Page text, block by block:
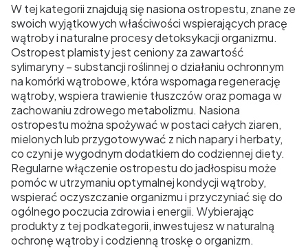
W tej kategorii znajdują się nasiona ostropestu, znane ze
swoich wyjątkowych właściwości wspierających pracę
wątroby i naturalne procesy detoksykacji organizmu.
Ostropest plamisty jest ceniony za zawartość
sylimaryny – substancji roślinnej o działaniu ochronnym
na komórki wątrobowe, która wspomaga regenerację
wątroby, wspiera trawienie tłuszczów oraz pomaga w
zachowaniu zdrowego metabolizmu. Nasiona
ostropestu można spożywać w postaci całych ziaren,
mielonych lub przygotowywać z nich napary i herbaty,
co czyni je wygodnym dodatkiem do codziennej diety.
Regularne włączenie ostropestu do jadłospisu może
pomóc w utrzymaniu optymalnej kondycji wątroby,
wspierać oczyszczanie organizmu i przyczyniać się do
ogólnego poczucia zdrowia i energii. Wybierając
produkty z tej podkategorii, inwestujesz w naturalną
ochronę wątroby i codzienną troskę o organizm.